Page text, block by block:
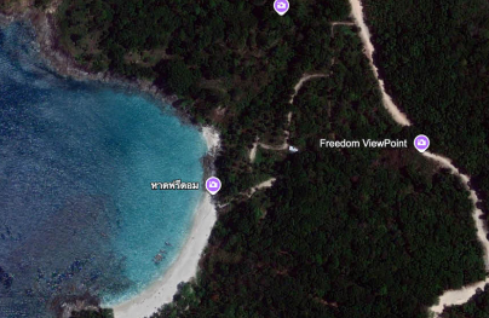
SHARE TWEET LINE EMAIL